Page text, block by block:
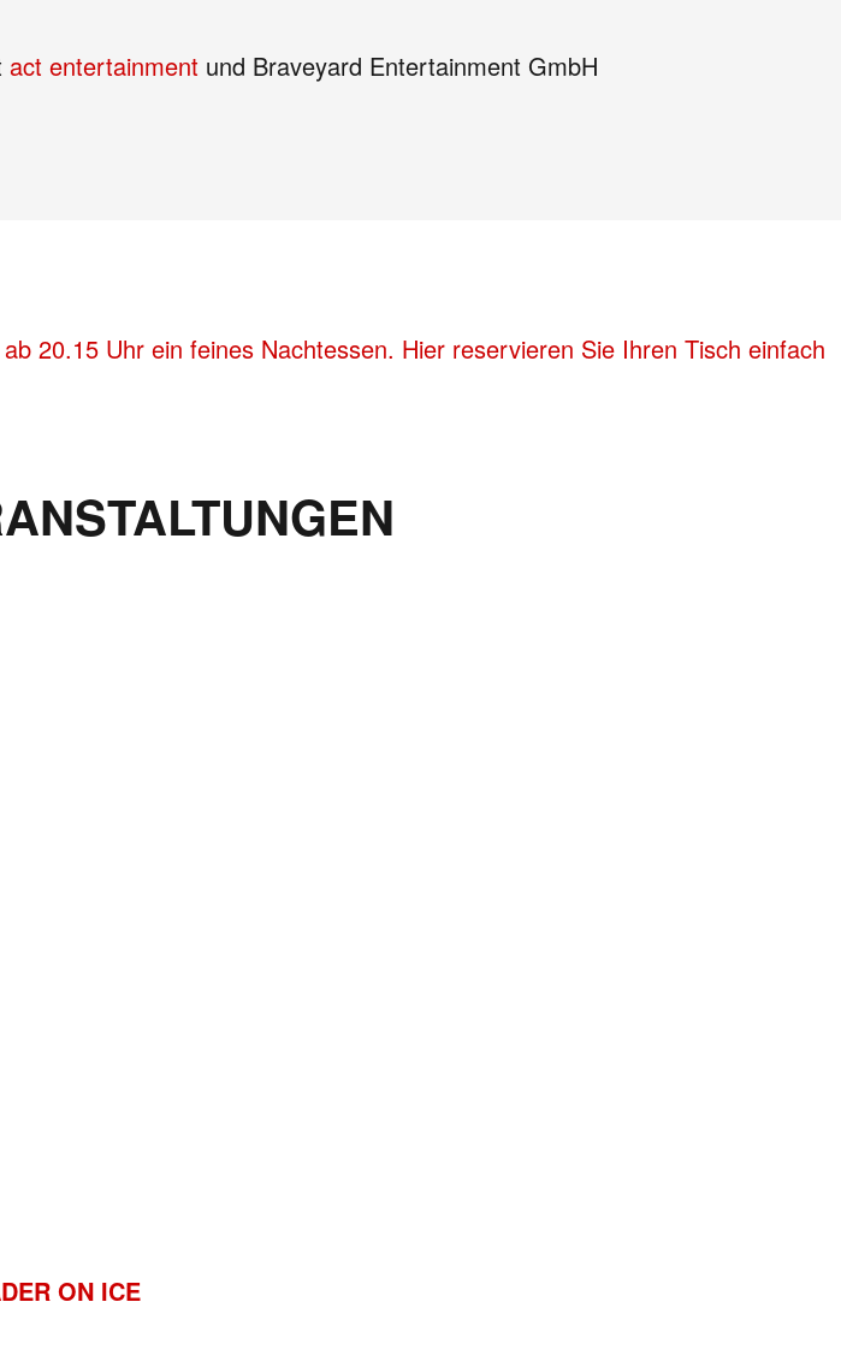
act entertainment und Braveyard Entertainment GmbH
20.15 Uhr ein feines Nachtessen. Hier reservieren Sie Ihren Tisch einfach
ON ICE